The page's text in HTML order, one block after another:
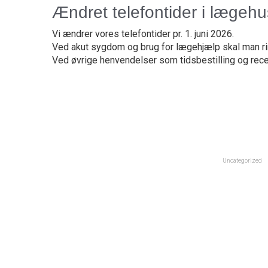
Ændret telefontider i
Vi ændrer vores telefontider pr. 1. juni 2026.
Ved akut sygdom og brug for lægehjælp skal man
Ved øvrige henvendelser som tidsbestilling og
Uncategorized